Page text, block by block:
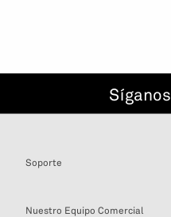
Síganos
Soporte
Nuestro Equipo Comercial